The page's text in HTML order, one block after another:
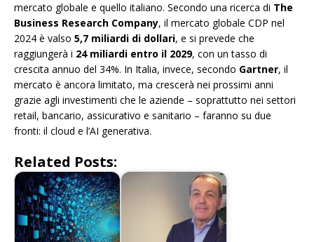
mercato globale e quello italiano. Secondo una ricerca di The
Business Research Company, il mercato globale CDP nel
2024 è valso 5,7 miliardi di dollari, e si prevede che
raggiungerà i 24 miliardi entro il 2029, con un tasso di
crescita annuo del 34%. In Italia, invece, secondo Gartner, il
mercato è ancora limitato, ma crescerà nei prossimi anni
grazie agli investimenti che le aziende – soprattutto nei settori
retail, bancario, assicurativo e sanitario – faranno su due
fronti: il cloud e l’AI generativa.
Related Posts: